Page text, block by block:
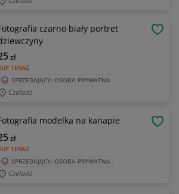
czarno biały portret
TERAZ
zł
SPRZEDAJĄCY: OSOBA PRYWATNA
Czeladź
modelka na kanapie
TERAZ
zł
SPRZEDAJĄCY: OSOBA PRYWATNA
Czeladź